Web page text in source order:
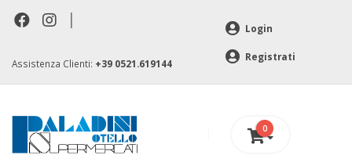
|
Assistenza Clienti: +39 0521.619144
Login
Registrati
0